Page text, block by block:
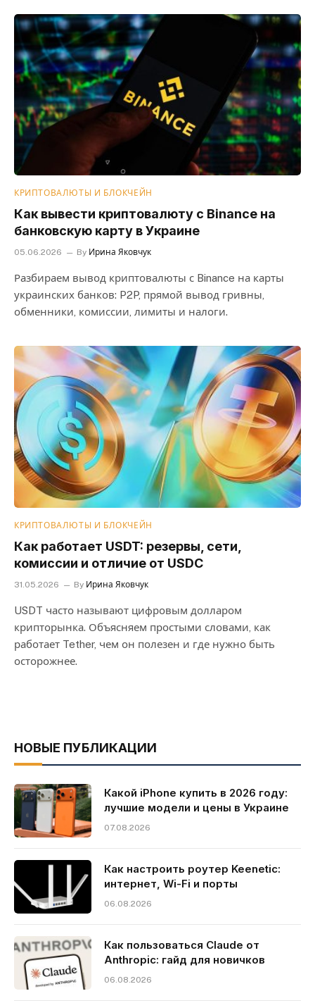
КРИПТОВАЛЮТЫ И БЛОКЧЕЙН
Как вывести криптовалюту с Binance на
банковскую карту в Украине
05.06.2026 By Ирина Яковчук
Разбираем вывод криптовалюты с Binance на карты
украинских банков: P2P, прямой вывод гривны,
обменники, комиссии, лимиты и налоги.
КРИПТОВАЛЮТЫ И БЛОКЧЕЙН
Как работает USDT: резервы, сети,
комиссии и отличие от USDC
31.05.2026 By Ирина Яковчук
USDT часто называют цифровым долларом
крипторынка. Объясняем простыми словами, как
работает Tether, чем он полезен и где нужно быть
осторожнее.
НОВЫЕ ПУБЛИКАЦИИ
Какой iPhone купить в 2026 году:
лучшие модели и цены в Украине
07.08.2026
Как настроить роутер Keenetic:
интернет, Wi-Fi и порты
06.08.2026
Как пользоваться Claude от
Anthropic: гайд для новичков
06.08.2026